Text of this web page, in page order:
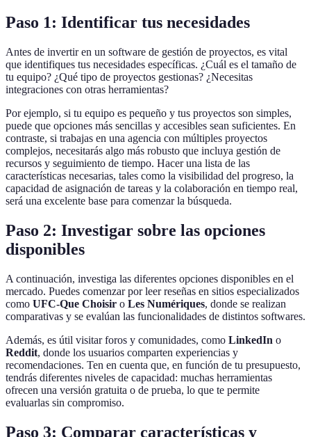
Paso 1: Identificar tus necesidades
Antes de invertir en un software de gestión de proyectos, es vital
que identifiques tus necesidades específicas. ¿Cuál es el tamaño de
tu equipo? ¿Qué tipo de proyectos gestionas? ¿Necesitas
integraciones con otras herramientas?
Por ejemplo, si tu equipo es pequeño y tus proyectos son simples,
puede que opciones más sencillas y accesibles sean suficientes. En
contraste, si trabajas en una agencia con múltiples proyectos
complejos, necesitarás algo más robusto que incluya gestión de
recursos y seguimiento de tiempo. Hacer una lista de las
características necesarias, tales como la visibilidad del progreso, la
capacidad de asignación de tareas y la colaboración en tiempo real,
será una excelente base para comenzar la búsqueda.
Paso 2: Investigar sobre las opciones
disponibles
A continuación, investiga las diferentes opciones disponibles en el
mercado. Puedes comenzar por leer reseñas en sitios especializados
como UFC-Que Choisir o Les Numériques, donde se realizan
comparativas y se evalúan las funcionalidades de distintos softwares.
Además, es útil visitar foros y comunidades, como LinkedIn o
Reddit, donde los usuarios comparten experiencias y
recomendaciones. Ten en cuenta que, en función de tu presupuesto,
tendrás diferentes niveles de capacidad: muchas herramientas
ofrecen una versión gratuita o de prueba, lo que te permite
evaluarlas sin compromiso.
Paso 3: Comparar características y